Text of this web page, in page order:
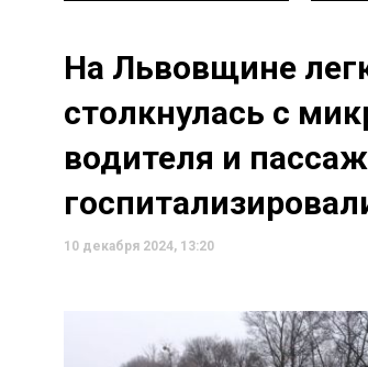
На Львовщине
столкнулась с
водителя и
10 декабря 2024, 13:20